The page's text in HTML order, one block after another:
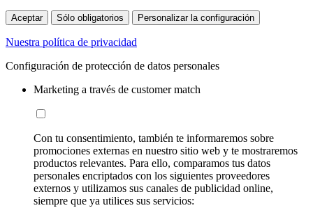
Aceptar Sólo obligatorios Personalizar la configuración
Nuestra política de privacidad
Configuración de protección de datos personales
Marketing a través de customer match
Con tu consentimiento, también te informaremos sobre
promociones externas en nuestro sitio web y te mostraremos
productos relevantes. Para ello, comparamos tus datos
personales encriptados con los siguientes proveedores
externos y utilizamos sus canales de publicidad online,
siempre que ya utilices sus servicios: